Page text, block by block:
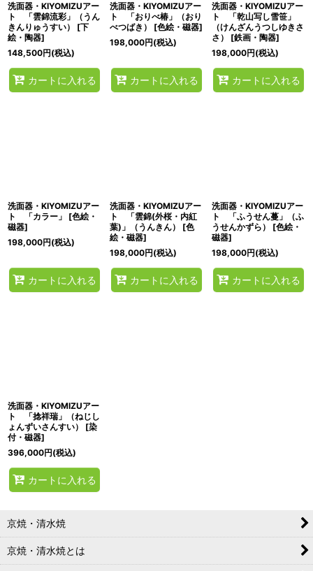
洗面器・KIYOMIZUアー
ト 「雲錦流彩」（うん
きんりゅうすい）
[下
絵・陶器]
148,500円(税込)
カートに入れる
洗面器・KIYOMIZUアー
ト 「おりべ椿」（おり
べつばき）
[色絵・磁器]
198,000円(税込)
カートに入れる
洗面器・KIYOMIZUアー
ト 「乾山写し雪笹」
（けんざんうつしゆきさ
さ）
[鉄画・陶器]
198,000円(税込)
カートに入れる
洗面器・KIYOMIZUアー
ト 「カラー」
[色絵・
磁器]
198,000円(税込)
カートに入れる
洗面器・KIYOMIZUアー
ト 「雲錦(外桜・内紅
葉)」（うんきん）
[色
絵・磁器]
198,000円(税込)
カートに入れる
洗面器・KIYOMIZUアー
ト 「ふうせん蔓」（ふ
うせんかずら）
[色絵・
磁器]
198,000円(税込)
カートに入れる
洗面器・KIYOMIZUアー
ト 「捻祥瑞」（ねじし
ょんずいさんすい）
[染
付・磁器]
396,000円(税込)
カートに入れる
京焼・清水焼
京焼・清水焼とは